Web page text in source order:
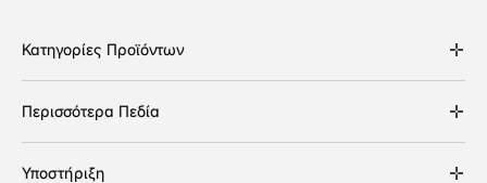
Κατηγορίες Προϊόντων
Περισσότερα Πεδία
Υποστήριξη